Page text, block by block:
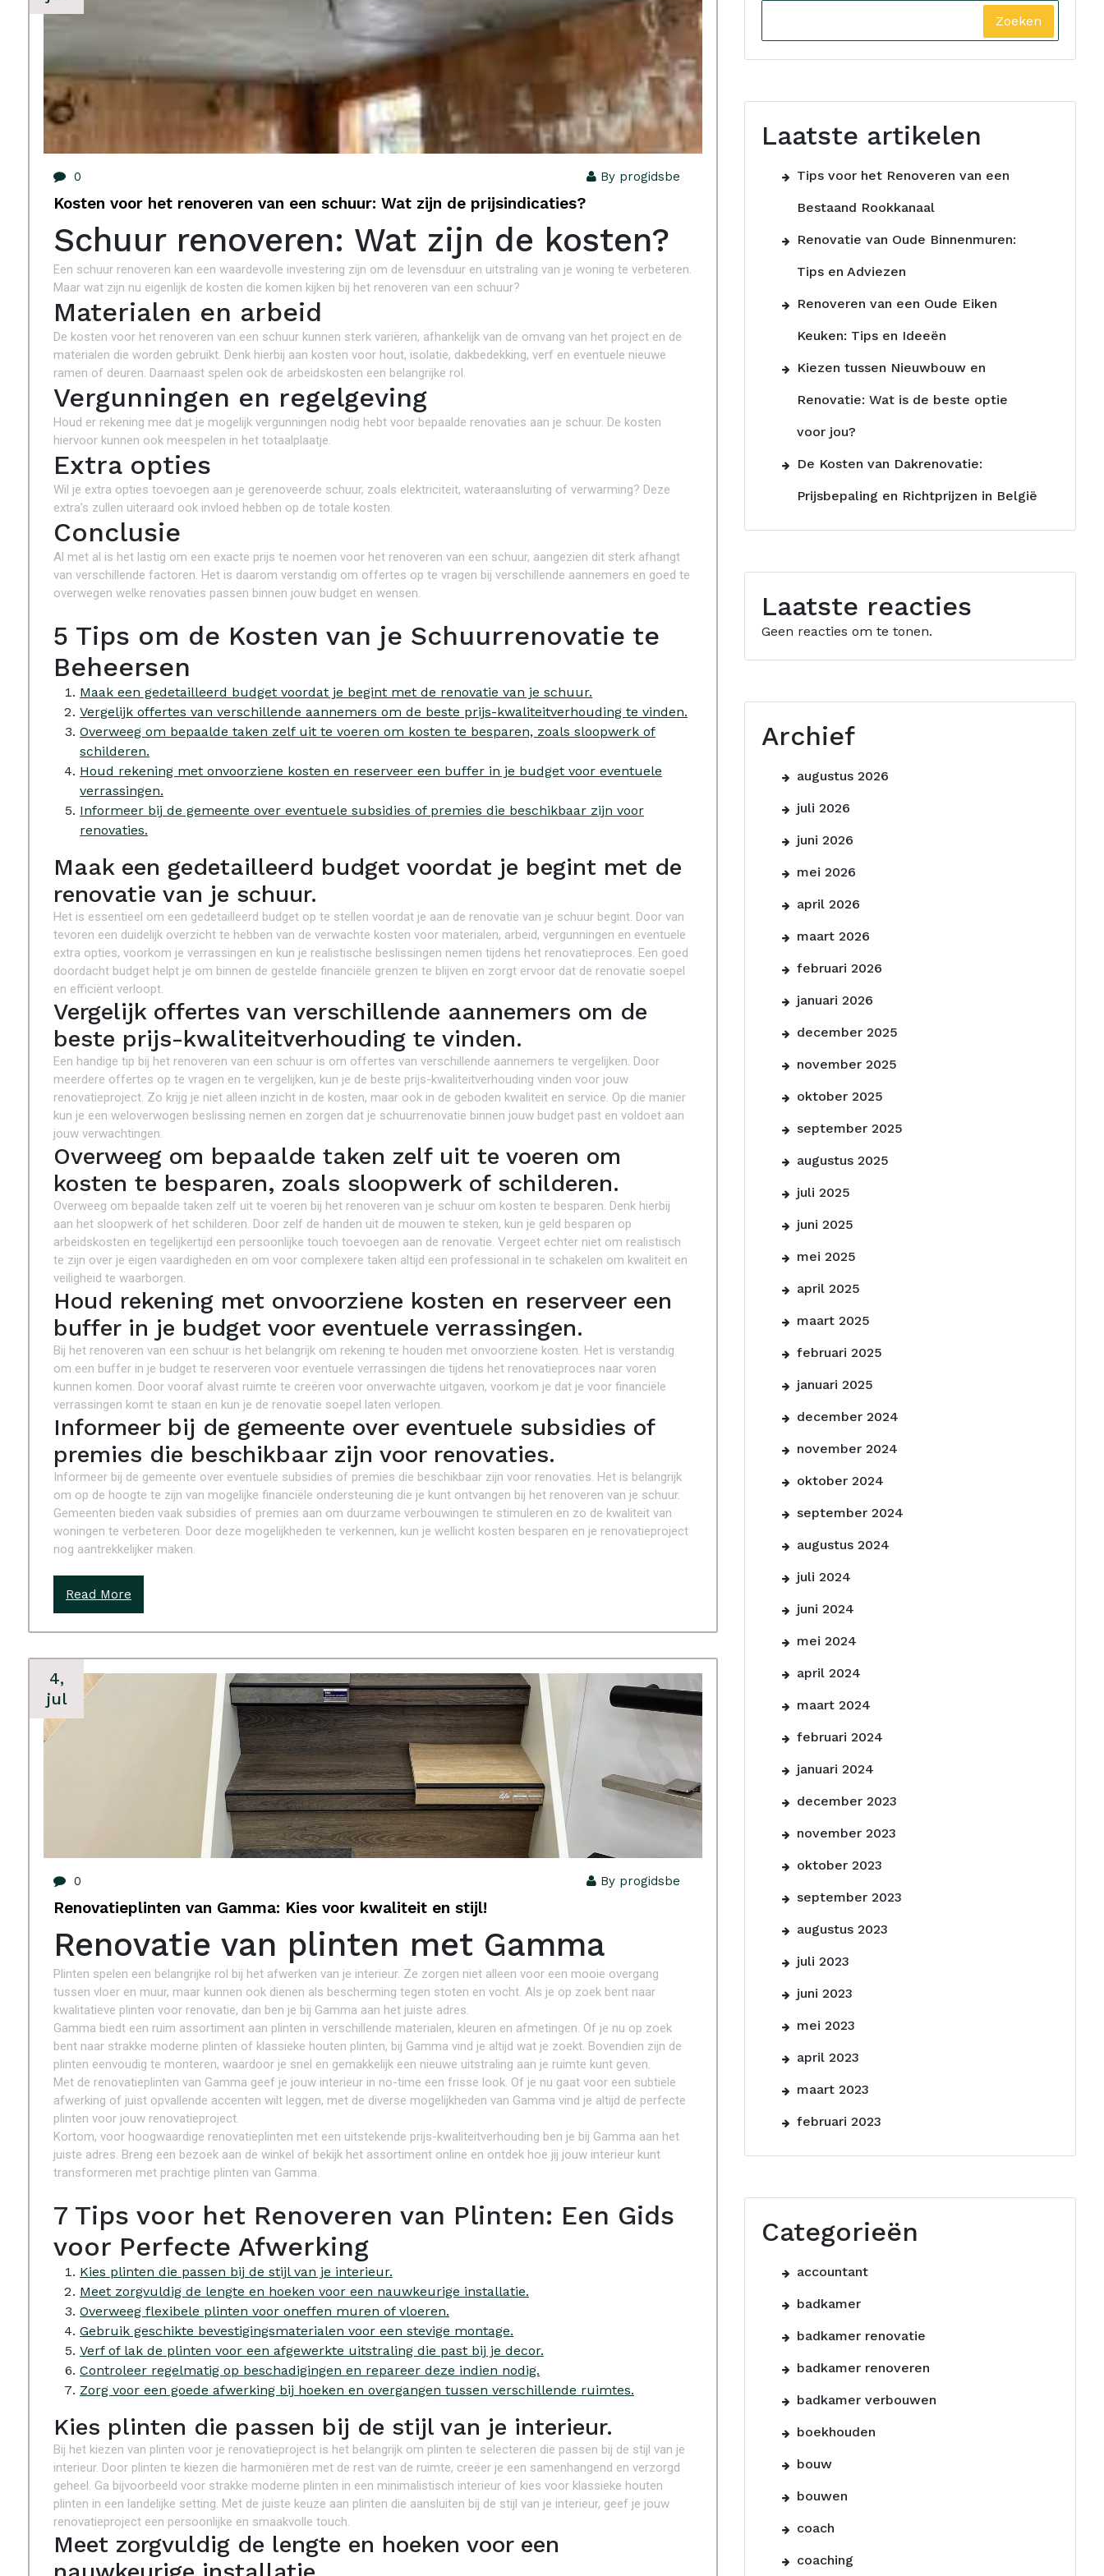
0 By progidsbe
Kosten voor het renoveren van een schuur: Wat zijn de prijsindicaties?
Schuur renoveren: Wat zijn de kosten?
Een schuur renoveren kan een waardevolle investering zijn om de levensduur en uitstraling van je woning te verbeteren.
Maar wat zijn nu eigenlijk de kosten die komen kijken bij het renoveren van een schuur?
Materialen en arbeid
De kosten voor het renoveren van een schuur kunnen sterk variëren, afhankelijk van de omvang van het project en de
materialen die worden gebruikt. Denk hierbij aan kosten voor hout, isolatie, dakbedekking, verf en eventuele nieuwe
ramen of deuren. Daarnaast spelen ook de arbeidskosten een belangrijke rol.
Vergunningen en regelgeving
Houd er rekening mee dat je mogelijk vergunningen nodig hebt voor bepaalde renovaties aan je schuur. De kosten
hiervoor kunnen ook meespelen in het totaalplaatje.
Extra opties
Wil je extra opties toevoegen aan je gerenoveerde schuur, zoals elektriciteit, wateraansluiting of verwarming? Deze
extra’s zullen uiteraard ook invloed hebben op de totale kosten.
Conclusie
Al met al is het lastig om een exacte prijs te noemen voor het renoveren van een schuur, aangezien dit sterk afhangt
van verschillende factoren. Het is daarom verstandig om offertes op te vragen bij verschillende aannemers en goed te
overwegen welke renovaties passen binnen jouw budget en wensen.
5 Tips om de Kosten van je Schuurrenovatie te
Beheersen
Maak een gedetailleerd budget voordat je begint met de renovatie van je schuur.
Vergelijk offertes van verschillende aannemers om de beste prijs-kwaliteitverhouding te vinden.
Overweeg om bepaalde taken zelf uit te voeren om kosten te besparen, zoals sloopwerk of
schilderen.
Houd rekening met onvoorziene kosten en reserveer een buffer in je budget voor eventuele
verrassingen.
Informeer bij de gemeente over eventuele subsidies of premies die beschikbaar zijn voor
renovaties.
Maak een gedetailleerd budget voordat je begint met de
renovatie van je schuur.
Het is essentieel om een gedetailleerd budget op te stellen voordat je aan de renovatie van je schuur begint. Door van
tevoren een duidelijk overzicht te hebben van de verwachte kosten voor materialen, arbeid, vergunningen en eventuele
extra opties, voorkom je verrassingen en kun je realistische beslissingen nemen tijdens het renovatieproces. Een goed
doordacht budget helpt je om binnen de gestelde financiële grenzen te blijven en zorgt ervoor dat de renovatie soepel
en efficiënt verloopt.
Vergelijk offertes van verschillende aannemers om de
beste prijs-kwaliteitverhouding te vinden.
Een handige tip bij het renoveren van een schuur is om offertes van verschillende aannemers te vergelijken. Door
meerdere offertes op te vragen en te vergelijken, kun je de beste prijs-kwaliteitverhouding vinden voor jouw
renovatieproject. Zo krijg je niet alleen inzicht in de kosten, maar ook in de geboden kwaliteit en service. Op die manier
kun je een weloverwogen beslissing nemen en zorgen dat je schuurrenovatie binnen jouw budget past en voldoet aan
jouw verwachtingen.
Overweeg om bepaalde taken zelf uit te voeren om
kosten te besparen, zoals sloopwerk of schilderen.
Overweeg om bepaalde taken zelf uit te voeren bij het renoveren van je schuur om kosten te besparen. Denk hierbij
aan het sloopwerk of het schilderen. Door zelf de handen uit de mouwen te steken, kun je geld besparen op
arbeidskosten en tegelijkertijd een persoonlijke touch toevoegen aan de renovatie. Vergeet echter niet om realistisch
te zijn over je eigen vaardigheden en om voor complexere taken altijd een professional in te schakelen om kwaliteit en
veiligheid te waarborgen.
Houd rekening met onvoorziene kosten en reserveer een
buffer in je budget voor eventuele verrassingen.
Bij het renoveren van een schuur is het belangrijk om rekening te houden met onvoorziene kosten. Het is verstandig
om een buffer in je budget te reserveren voor eventuele verrassingen die tijdens het renovatieproces naar voren
kunnen komen. Door vooraf alvast ruimte te creëren voor onverwachte uitgaven, voorkom je dat je voor financiële
verrassingen komt te staan en kun je de renovatie soepel laten verlopen.
Informeer bij de gemeente over eventuele subsidies of
premies die beschikbaar zijn voor renovaties.
Informeer bij de gemeente over eventuele subsidies of premies die beschikbaar zijn voor renovaties. Het is belangrijk
om op de hoogte te zijn van mogelijke financiële ondersteuning die je kunt ontvangen bij het renoveren van je schuur.
Gemeenten bieden vaak subsidies of premies aan om duurzame verbouwingen te stimuleren en zo de kwaliteit van
woningen te verbeteren. Door deze mogelijkheden te verkennen, kun je wellicht kosten besparen en je renovatieproject
nog aantrekkelijker maken.
Read More
4,
jul
0 By progidsbe
Renovatieplinten van Gamma: Kies voor kwaliteit en stijl!
Renovatie van plinten met Gamma
Plinten spelen een belangrijke rol bij het afwerken van je interieur. Ze zorgen niet alleen voor een mooie overgang
tussen vloer en muur, maar kunnen ook dienen als bescherming tegen stoten en vocht. Als je op zoek bent naar
kwalitatieve plinten voor renovatie, dan ben je bij Gamma aan het juiste adres.
Gamma biedt een ruim assortiment aan plinten in verschillende materialen, kleuren en afmetingen. Of je nu op zoek
bent naar strakke moderne plinten of klassieke houten plinten, bij Gamma vind je altijd wat je zoekt. Bovendien zijn de
plinten eenvoudig te monteren, waardoor je snel en gemakkelijk een nieuwe uitstraling aan je ruimte kunt geven.
Met de renovatieplinten van Gamma geef je jouw interieur in no-time een frisse look. Of je nu gaat voor een subtiele
afwerking of juist opvallende accenten wilt leggen, met de diverse mogelijkheden van Gamma vind je altijd de perfecte
plinten voor jouw renovatieproject.
Kortom, voor hoogwaardige renovatieplinten met een uitstekende prijs-kwaliteitverhouding ben je bij Gamma aan het
juiste adres. Breng een bezoek aan de winkel of bekijk het assortiment online en ontdek hoe jij jouw interieur kunt
transformeren met prachtige plinten van Gamma.
7 Tips voor het Renoveren van Plinten: Een Gids
voor Perfecte Afwerking
Kies plinten die passen bij de stijl van je interieur.
Meet zorgvuldig de lengte en hoeken voor een nauwkeurige installatie.
Overweeg flexibele plinten voor oneffen muren of vloeren.
Gebruik geschikte bevestigingsmaterialen voor een stevige montage.
Verf of lak de plinten voor een afgewerkte uitstraling die past bij je decor.
Controleer regelmatig op beschadigingen en repareer deze indien nodig.
Zorg voor een goede afwerking bij hoeken en overgangen tussen verschillende ruimtes.
Kies plinten die passen bij de stijl van je interieur.
Bij het kiezen van plinten voor je renovatieproject is het belangrijk om plinten te selecteren die passen bij de stijl van je
interieur. Door plinten te kiezen die harmoniëren met de rest van de ruimte, creëer je een samenhangend en verzorgd
geheel. Ga bijvoorbeeld voor strakke moderne plinten in een minimalistisch interieur of kies voor klassieke houten
plinten in een landelijke setting. Met de juiste keuze aan plinten die aansluiten bij de stijl van je interieur, geef je jouw
renovatieproject een persoonlijke en smaakvolle touch.
Meet zorgvuldig de lengte en hoeken voor een
Zoeken
Laatste artikelen
Tips voor het Renoveren van een
Bestaand Rookkanaal
Renovatie van Oude Binnenmuren:
Tips en Adviezen
Renoveren van een Oude Eiken
Keuken: Tips en Ideeën
Kiezen tussen Nieuwbouw en
Renovatie: Wat is de beste optie
voor jou?
De Kosten van Dakrenovatie:
Prijsbepaling en Richtprijzen in België
Laatste reacties
Geen reacties om te tonen.
Archief
augustus 2026
juli 2026
juni 2026
mei 2026
april 2026
maart 2026
februari 2026
januari 2026
december 2025
november 2025
oktober 2025
september 2025
augustus 2025
juli 2025
juni 2025
mei 2025
april 2025
maart 2025
februari 2025
januari 2025
december 2024
november 2024
oktober 2024
september 2024
augustus 2024
juli 2024
juni 2024
mei 2024
april 2024
maart 2024
februari 2024
januari 2024
december 2023
november 2023
oktober 2023
september 2023
augustus 2023
juli 2023
juni 2023
mei 2023
april 2023
maart 2023
februari 2023
Categorieën
accountant
badkamer
badkamer renovatie
badkamer renoveren
badkamer verbouwen
boekhouden
bouw
bouwen
coach
coaching